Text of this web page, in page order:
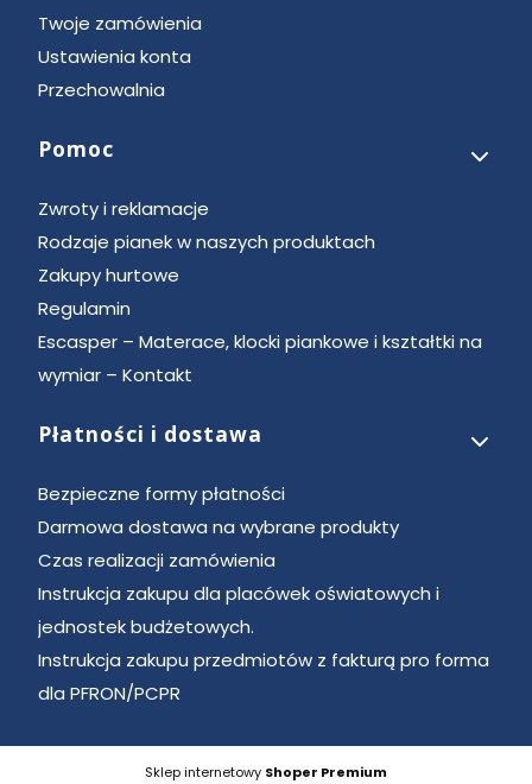
Twoje zamówienia
Ustawienia konta
Przechowalnia
Pomoc
Zwroty i reklamacje
Rodzaje pianek w naszych produktach
Zakupy hurtowe
Regulamin
Escasper – Materace, klocki piankowe i kształtki na
wymiar – Kontakt
Płatności i dostawa
Bezpieczne formy płatności
Darmowa dostawa na wybrane produkty
Czas realizacji zamówienia
Instrukcja zakupu dla placówek oświatowych i
jednostek budżetowych.
Instrukcja zakupu przedmiotów z fakturą pro forma
dla PFRON/PCPR
Sklep internetowy Shoper Premium